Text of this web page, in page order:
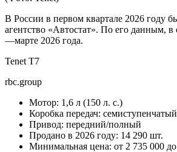
В России в первом квартале 2026 году
агентство «Автостат». По его данным,
—марте 2026 года.
Tenet T7
rbc.group
Мотор: 1,6 л (150 л. с.)
Коробка передач:
Привод: передний/полный
Продано в 2026 году: 14 290 шт.
Минимальная цена: от 2 735 000